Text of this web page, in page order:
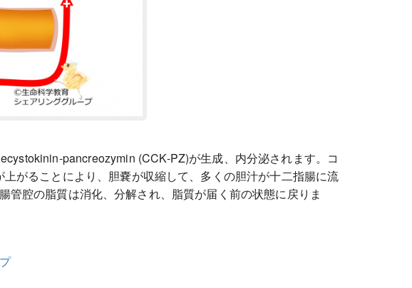
pancreozymin (CCK-PZ)が生成、内分泌されます。コ
がることにより、胆嚢が収縮して、多くの胆汁が十二指腸に流
腔の脂質は消化、分解され、脂質が届く前の状態に戻りま